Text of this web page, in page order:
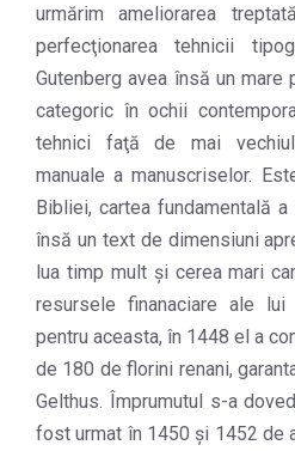
urmărim ameliorarea
perfecţionarea tehnicii
Gutenberg avea însă un
categoric în ochii
tehnici faţă de mai
manuale a manuscriselor.
Bibliei, cartea fundamentală
însă un text de dimensiuni
lua timp mult şi cerea mari
resursele finanaciare ale lui
pentru aceasta, în 1448 el a
de 180 de florini renani,
Gelthus. Împrumutul s-a
fost urmat în 1450 şi 1452 de